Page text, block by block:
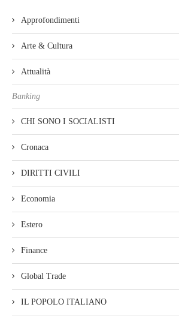
Approfondimenti
Arte & Cultura
Attualità
Banking
CHI SONO I SOCIALISTI
Cronaca
DIRITTI CIVILI
Economia
Estero
Finance
Global Trade
IL POPOLO ITALIANO